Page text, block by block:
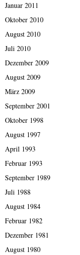
Januar 2011
Oktober 2010
August 2010
Juli 2010
Dezember 2009
August 2009
März 2009
September 2001
Oktober 1998
August 1997
April 1993
Februar 1993
September 1989
Juli 1988
August 1984
Februar 1982
Dezember 1981
August 1980